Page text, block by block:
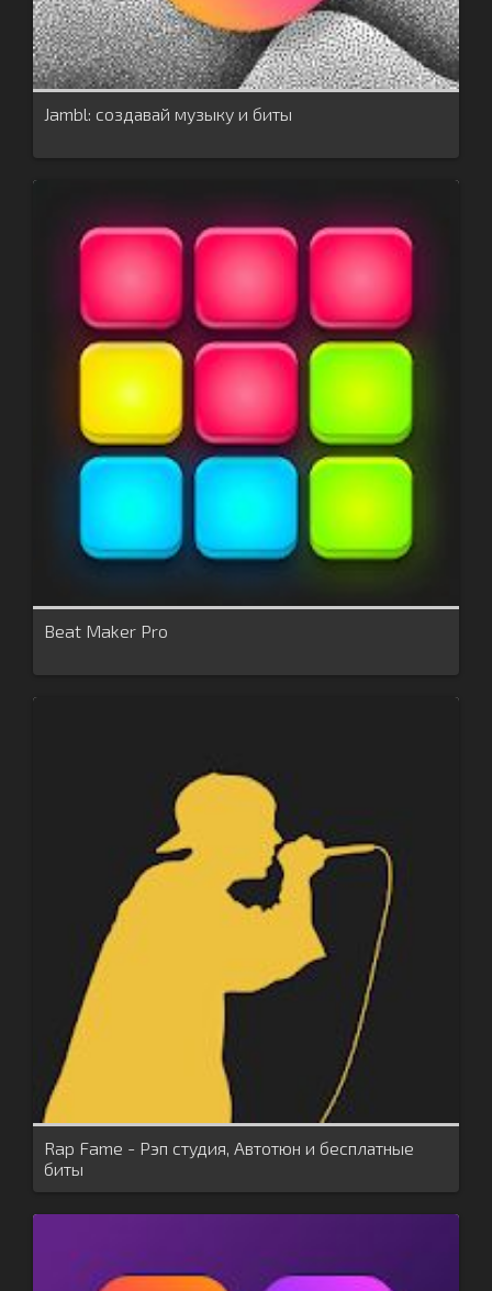
Jambl: создавай музыку и биты
Beat Maker Pro
Rap Fame - Рэп студия, Автотюн и бесплатные
биты